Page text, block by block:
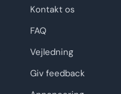
Kontakt os
FAQ
Vejledning
Giv feedback